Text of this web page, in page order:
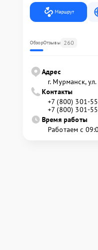
Маршрут
ОбзорОтзывы 260
Адрес
г. Мурманск,
Контакты
+7 (800) 301-
+7 (800) 301-
Время работы
Работаем с